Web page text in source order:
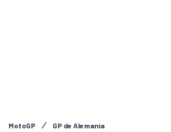
MotoGP GP de Alemania